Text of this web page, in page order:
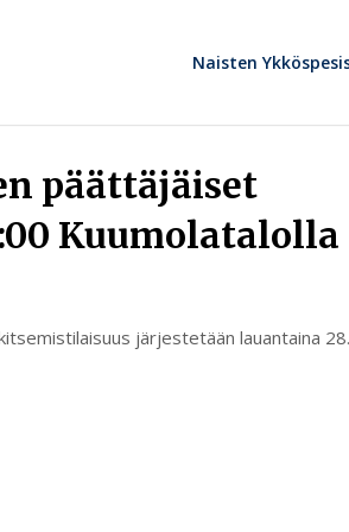
Naisten
päättäjäiset
Kuumolatalolla
järjestetään lauantaina